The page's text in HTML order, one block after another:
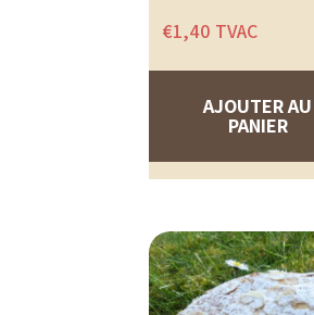
€1,40 TVAC
AJOUTER AU
PANIER